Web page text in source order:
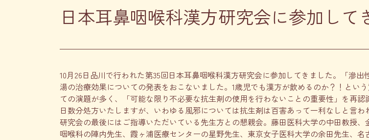
日本耳鼻咽喉科漢方研究会に参加して
10月26日品川で行われた第35回日本耳鼻咽喉科漢方研究会に参加してきました。「滲
湯の治療効果についての発表をおこないました。1歳児でも漢方が飲めるのか？！とい
ての演題が多く、「可能な限り不必要な抗生剤の使用を行わないことの重要性」を再
日数分処方いたしますが、いわゆる風邪については抗生剤は百害あって一利なしと言
研究会の最後にはご指導いただいている先生方との懇親会。藤田医科大学の中田教授
咽喉科の陣内先生、霞ヶ浦医療センターの星野先生、東京女子医科大学の余田先生、